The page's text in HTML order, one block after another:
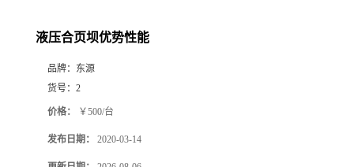
液压合页坝优势性能
品牌： 东源
货号： 2
价格： ￥500/台
发布日期： 2020-03-14